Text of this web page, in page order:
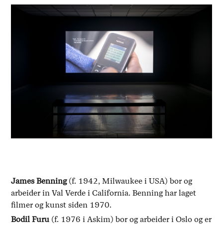
James Benning(f. 1942, Milwaukee i USA) bor og
arbeider in Val Verde i California. Benning har laget
filmer og kunst siden 1970.
Bodil Furu (f. 1976 i Askim) bor og arbeider i Oslo og er